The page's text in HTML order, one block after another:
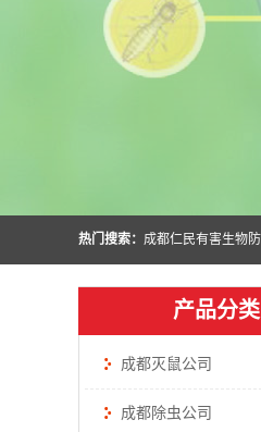
热门搜索：
产品分类
成都灭鼠公司
成都除虫公司